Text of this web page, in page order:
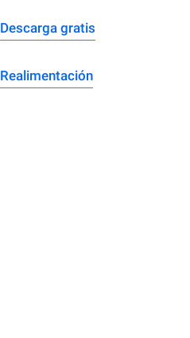
Descarga gratis
Realimentación